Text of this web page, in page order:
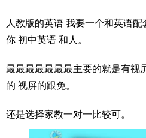
人教版的英语 我要一个和英语
你 初中英语 和人。
最最最最最最最主要的就是有视
的 视屏的跟免。
还是选择家教一对一比较可。